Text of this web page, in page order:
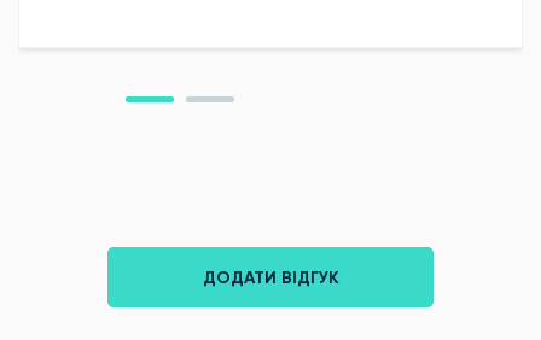
ДОДАТИ ВІДГУК